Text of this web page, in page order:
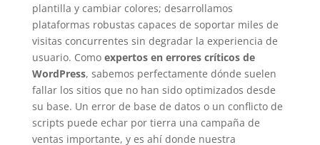
plantilla y cambiar colores; desarrollamos
plataformas robustas capaces de soportar miles de
visitas concurrentes sin degradar la experiencia de
usuario. Como expertos en errores críticos de
WordPress, sabemos perfectamente dónde suelen
fallar los sitios que no han sido optimizados desde
su base. Un error de base de datos o un conflicto de
scripts puede echar por tierra una campaña de
ventas importante, y es ahí donde nuestra